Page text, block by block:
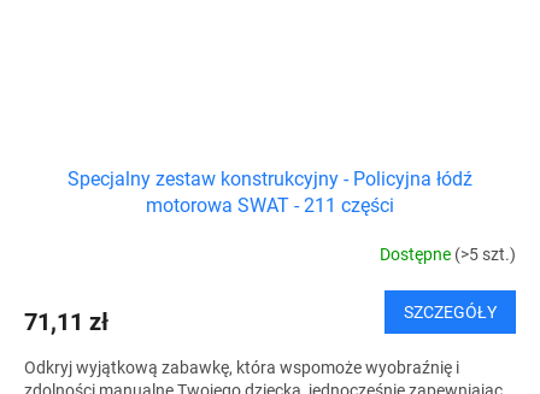
Specjalny zestaw konstrukcyjny - Policyjna łódź
motorowa SWAT - 211 części
Dostępne (>5 szt.)
71,11 zł SZCZEGÓŁY
Odkryj wyjątkową zabawkę, która wspomoże wyobraźnię i
zdolności manualne Twojego dziecka, jednocześnie zapewniając